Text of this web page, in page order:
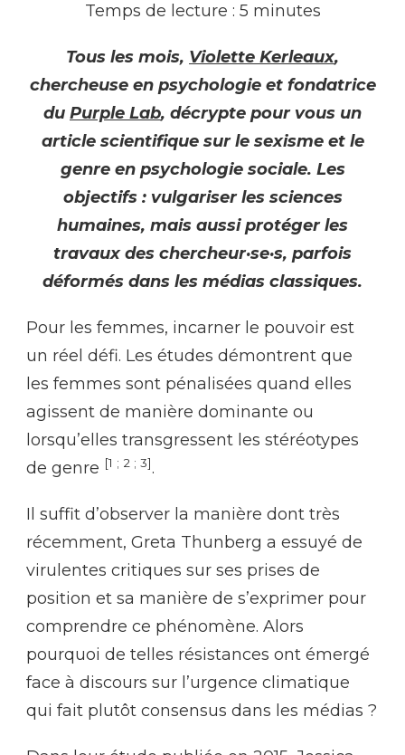
Temps de lecture : 5 minutes
Tous les mois, Violette Kerleaux,
chercheuse en psychologie et fondatrice
du Purple Lab, décrypte pour vous un
article scientifique sur le sexisme et le
genre en psychologie sociale. Les
objectifs : vulgariser les sciences
humaines, mais aussi protéger les
travaux des chercheur·se·s, parfois
déformés dans les médias classiques.
Pour les femmes, incarner le pouvoir est
un réel défi. Les études démontrent que
les femmes sont pénalisées quand elles
agissent de manière dominante ou
lorsqu’elles transgressent les stéréotypes
de genre [1 ; 2 ; 3].
Il suffit d’observer la manière dont très
récemment, Greta Thunberg a essuyé de
virulentes critiques sur ses prises de
position et sa manière de s’exprimer pour
comprendre ce phénomène. Alors
pourquoi de telles résistances ont émergé
face à discours sur l’urgence climatique
qui fait plutôt consensus dans les médias ?